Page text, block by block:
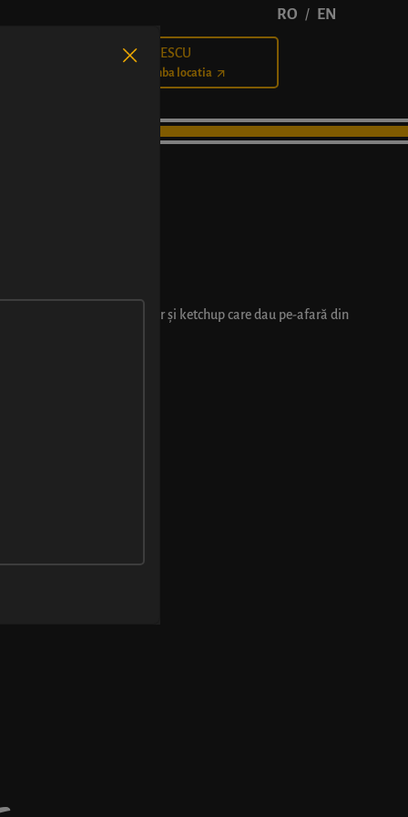
BĂLCESCU
Schimba locatia
RO / EN
bun, cașcaval ras, muștar și ketchup care dau pe-afară din